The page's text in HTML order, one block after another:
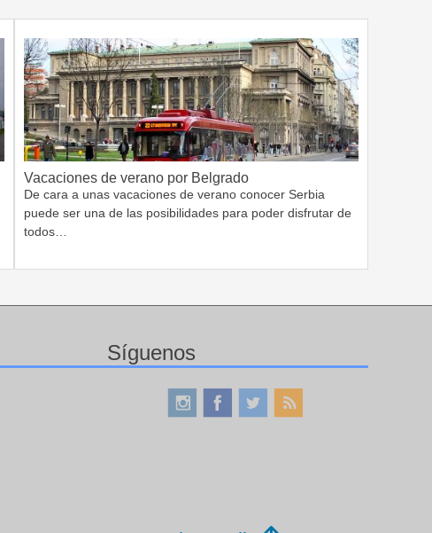
Vacaciones de verano por Belgrado
De cara a unas vacaciones de verano conocer Serbia
puede ser una de las posibilidades para poder disfrutar de
todos…
Síguenos